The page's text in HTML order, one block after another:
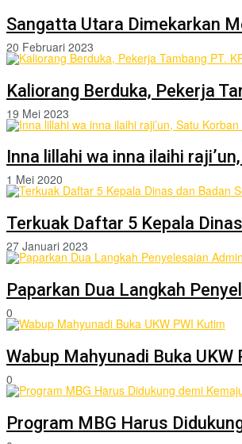
Sangatta Utara Dimekarkan
20 Februari 2023
Kaliorang Berduka, Pekerja
19 Mei 2023
Inna lillahi wa inna ilaihi
1 Mei 2020
Terkuak Daftar 5 Kepala
27 Januari 2023
Paparkan Dua Langkah
0
Wabup Mahyunadi Buka UKW
0
Program MBG Harus